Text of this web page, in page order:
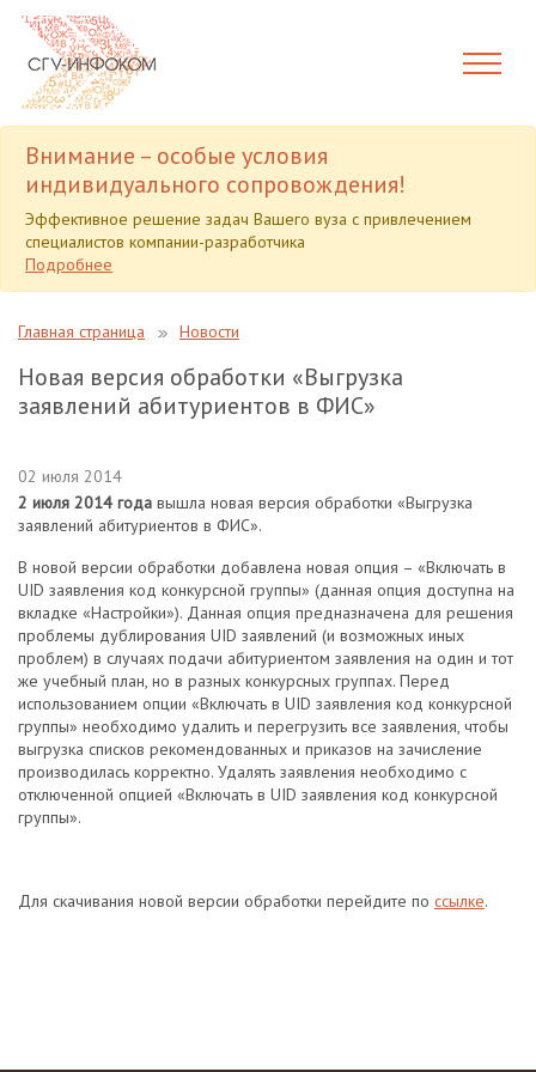
Внимание – особые условия
индивидуального сопровождения!
Эффективное решение задач Вашего вуза с привлечением
специалистов компании-разработчика
Подробнее
Главная страница Новости
Новая версия обработки «Выгрузка
заявлений абитуриентов в ФИС»
02 июля 2014
2 июля 2014 года вышла новая версия обработки «Выгрузка
заявлений абитуриентов в ФИС».
В новой версии обработки добавлена новая опция – «Включать в
UID заявления код конкурсной группы» (данная опция доступна на
вкладке «Настройки»). Данная опция предназначена для решения
проблемы дублирования UID заявлений (и возможных иных
проблем) в случаях подачи абитуриентом заявления на один и тот
же учебный план, но в разных конкурсных группах. Перед
использованием опции «Включать в UID заявления код конкурсной
группы» необходимо удалить и перегрузить все заявления, чтобы
выгрузка списков рекомендованных и приказов на зачисление
производилась корректно. Удалять заявления необходимо с
отключенной опцией «Включать в UID заявления код конкурсной
группы».
Для скачивания новой версии обработки перейдите по ссылке.